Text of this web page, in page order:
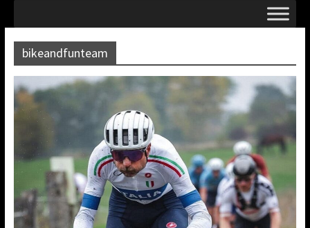
bikeandfunteam